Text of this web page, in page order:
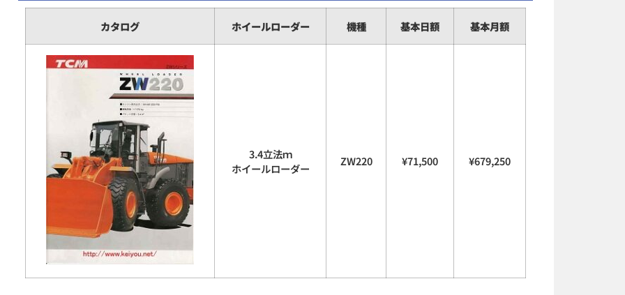
カタログ ホイールローダー 機種 基本日額 基本月額
3.4立法ｍ
ホイールローダー
ZW220 ¥71,500 ¥679,250